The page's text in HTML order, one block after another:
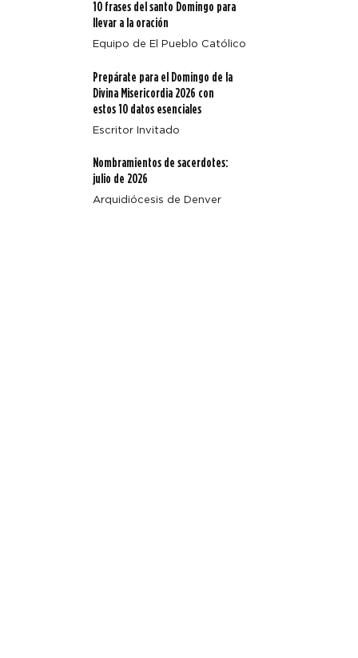
campamento Annunciation Heights
10 frases del santo Domingo para
llevar a la oración
Equipo de El Pueblo Católico
Prepárate para el Domingo de la
Divina Misericordia 2026 con
estos 10 datos esenciales
Escritor Invitado
Nombramientos de sacerdotes:
julio de 2026
Arquidiócesis de Denver